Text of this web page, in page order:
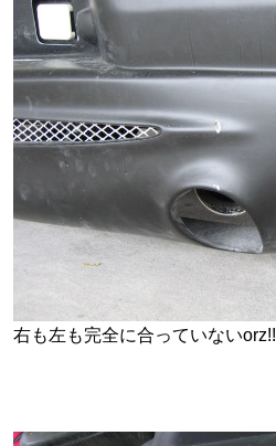
右も左も完全に合っていないorz!!